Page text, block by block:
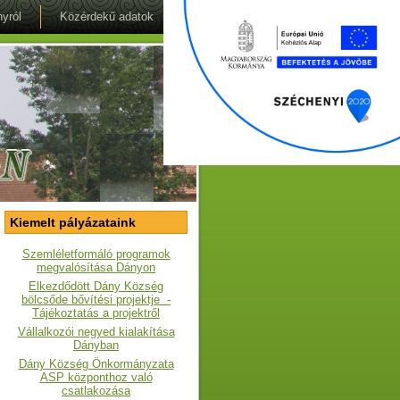
Közérdekű adatok
Kiemelt pályázataink
Szemléletformáló programok
megvalósítása Dányon
Elkezdődött Dány Község
bölcsőde bővítési projektje -
Tájékoztatás a projektről
Vállalkozói negyed kialakítása
Dányban
Dány Község Önkormányzata
ASP központhoz való
csatlakozása